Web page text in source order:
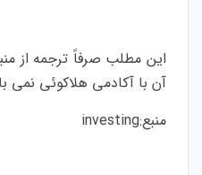
این مطلب صرفاً ترجمه از
آن با آکادمی هلاکوئی نمی
منبع:investing